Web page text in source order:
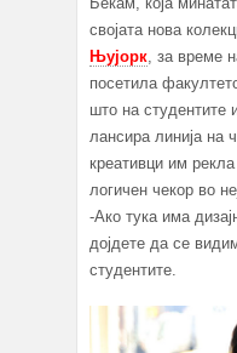
својата нова
Њујорк, за време
посетила
што на студентите
лансира линија на
креативци им
логичен чекор во
-Ако тука има
дојдете да се
студентите.